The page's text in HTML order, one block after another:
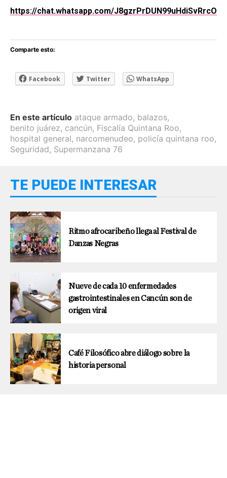
https://chat.whatsapp.com/J8gzrPrDUN99uHdiSvRrcO
Comparte esto:
Facebook Twitter WhatsApp
En este artículo ataque armado, balazos,
benito juárez, cancún, Fiscalía Quintana Roo,
hospital general, narcomenudeo, policía quintana roo,
Seguridad, Supermanzana 76
TE PUEDE INTERESAR
Ritmo afrocaribeño llega al Festival de
Danzas Negras
Nueve de cada 10 enfermedades
gastrointestinales en Cancún son de
origen viral
Café Filosófico abre diálogo sobre la
historia personal